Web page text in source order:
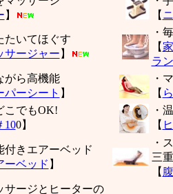
】
【
たいてほぐす
サージャー 】
・
【
ラ
がら高機能
パーシート 】
・
【
こでもOK!
100】
・
【
付きエアーベッド
ーベッド 】
・
三
【
サージとヒーターの